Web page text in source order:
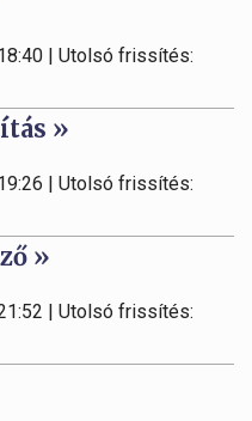
| Utolsó frissítés:
»
| Utolsó frissítés:
»
| Utolsó frissítés: